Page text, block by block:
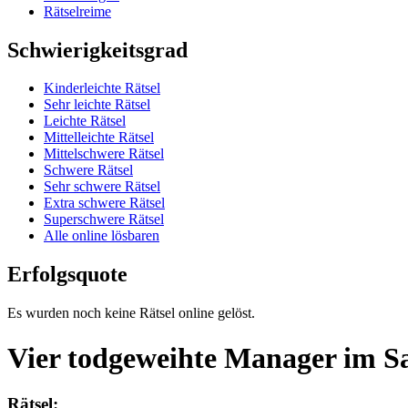
Rätselreime
Schwierigkeitsgrad
Kinderleichte Rätsel
Sehr leichte Rätsel
Leichte Rätsel
Mittelleichte Rätsel
Mittelschwere Rätsel
Schwere Rätsel
Sehr schwere Rätsel
Extra schwere Rätsel
Superschwere Rätsel
Alle online lösbaren
Erfolgsquote
Es wurden noch keine Rätsel online gelöst.
Vier todgeweihte Manager im
Rätsel: